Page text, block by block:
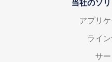
当社のソ
アプリ
ライ
サ